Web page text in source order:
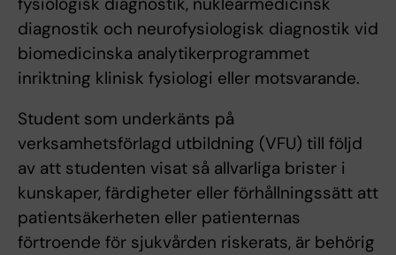
diagnostik och neurofysiologisk diagnostik vid
biomedicinska analytikerprogrammet
inriktning klinisk fysiologi eller motsvarande.
Student som underkänts på
verksamhetsförlagd utbildning (VFU) till följd
av att studenten visat så allvarliga brister i
kunskaper, färdigheter eller förhållningssätt att
patientsäkerheten eller patienternas
förtroende för sjukvården riskerats, är behörig